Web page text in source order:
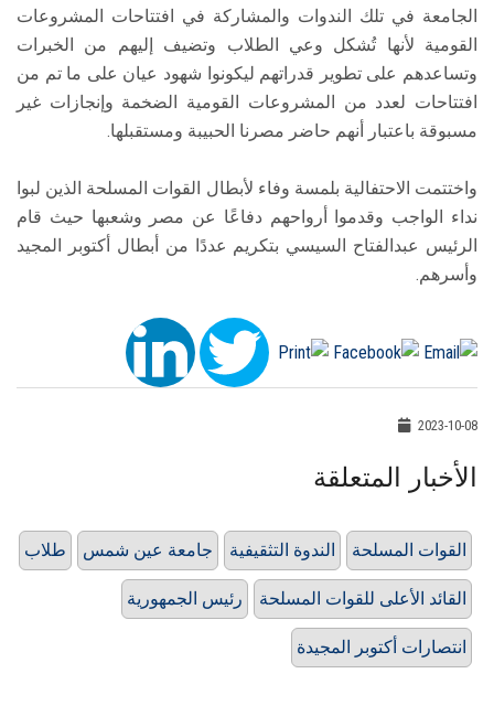
الجامعة في تلك الندوات والمشاركة في افتتاحات المشروعات
القومية لأنها تُشكل وعي الطلاب وتضيف إليهم من الخبرات
وتساعدهم على تطوير قدراتهم ليكونوا شهود عيان على ما تم من
افتتاحات لعدد من المشروعات القومية الضخمة وإنجازات غير
مسبوقة باعتبار أنهم حاضر مصرنا الحبيبة ومستقبلها.
واختتمت الاحتفالية بلمسة وفاء لأبطال القوات المسلحة الذين لبوا
نداء الواجب وقدموا أرواحهم دفاعًا عن مصر وشعبها حيث قام
الرئيس عبدالفتاح السيسي بتكريم عددًا من أبطال أكتوبر المجيد
وأسرهم.
2023-10-08
الأخبار المتعلقة
طلاب جامعة عين شمس الندوة التثقيفية القوات المسلحة
رئيس الجمهورية القائد الأعلى للقوات المسلحة
انتصارات أكتوبر المجيدة